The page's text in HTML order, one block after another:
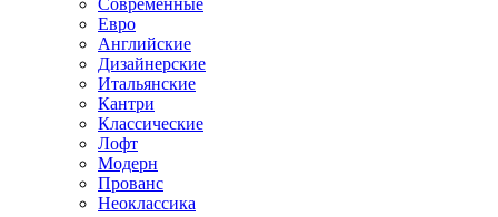
Современные
Евро
Английские
Дизайнерские
Итальянские
Кантри
Классические
Лофт
Модерн
Прованс
Неоклассика